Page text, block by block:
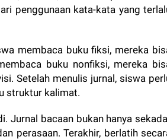
penggunaan kata-kata yang
membaca buku fiksi, mereka
buku nonfiksi, mereka
Setelah menulis jurnal, siswa
struktur kalimat.
Jurnal bacaan bukan hanya
perasaan. Terakhir, berlatih